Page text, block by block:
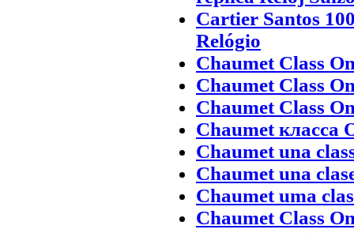
Cartier Santos
Relógio
Chaumet Class
Chaumet Class
Chaumet Class
Chaumet класса
Chaumet una
Chaumet una
Chaumet uma
Chaumet Class